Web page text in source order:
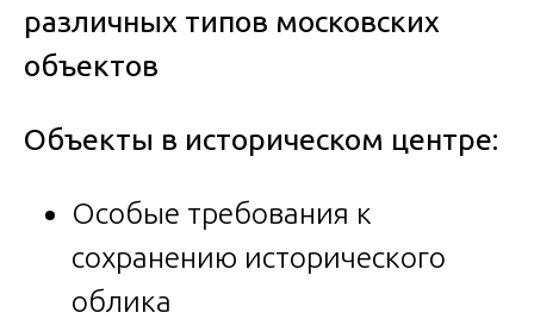
различных типов московских
объектов
Объекты в историческом центре:
Особые требования к
сохранению исторического
облика